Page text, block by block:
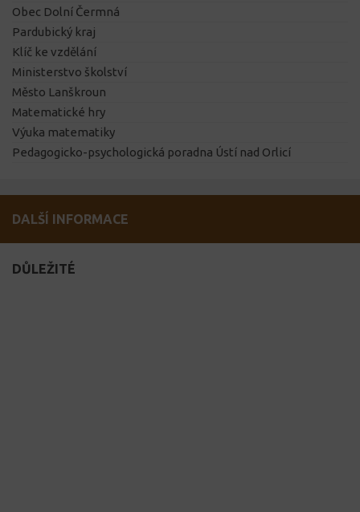
Obec Dolní Čermná
Pardubický kraj
Klíč ke vzdělání
Ministerstvo školství
Město Lanškroun
Matematické hry
Výuka matematiky
Pedagogicko-psychologická poradna Ústí nad Orlicí
DALŠÍ INFORMACE
DŮLEŽITÉ